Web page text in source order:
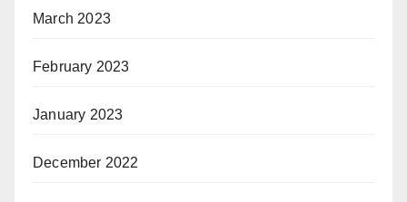
March 2023
February 2023
January 2023
December 2022